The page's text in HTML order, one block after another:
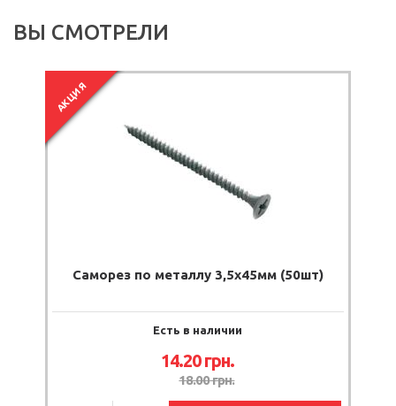
ВЫ СМОТРЕЛИ
АКЦИЯ
Саморез по металлу 3,5х45мм (50шт)
Есть в наличии
14.20грн.
18.00грн.